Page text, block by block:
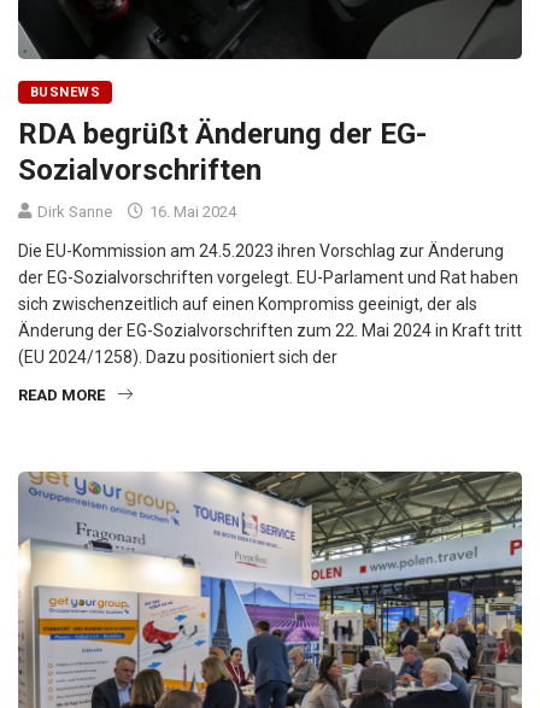
BUSNEWS
RDA begrüßt Änderung der EG-
Sozialvorschriften
Dirk Sanne 16. Mai 2024
Die EU-Kommission am 24.5.2023 ihren Vorschlag zur Änderung
der EG-Sozialvorschriften vorgelegt. EU-Parlament und Rat haben
sich zwischenzeitlich auf einen Kompromiss geeinigt, der als
Änderung der EG-Sozialvorschriften zum 22. Mai 2024 in Kraft tritt
(EU 2024/1258). Dazu positioniert sich der
READ MORE